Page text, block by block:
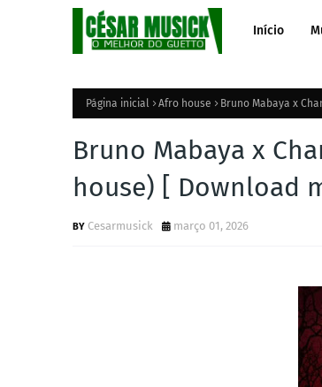
Início
Página inicial Afro house Bruno Mabaya x
Bruno Mabaya x
house) [ Download
Cesarmusick março 01, 2026